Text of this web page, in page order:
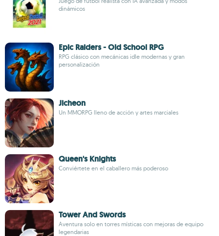
dinámicos
Epic Raiders - Old School RPG
RPG clásico con mecánicas idle modernas y gran
personalización
Jicheon
Un MMORPG lleno de acción y artes marciales
Queen's Knights
Conviértete en el caballero más poderoso
Tower And Swords
Aventura solo en torres místicas con mejoras de equipo
legendarias